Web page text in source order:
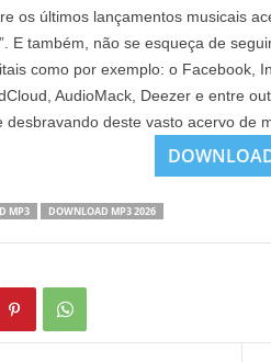
os últimos lançamentos musicais
E também, não se esqueça de
como por exemplo: o Facebook,
AudioMack, Deezer e entre
desbravando deste vasto acervo de
MP3 DOWNLOAD MP3 2026